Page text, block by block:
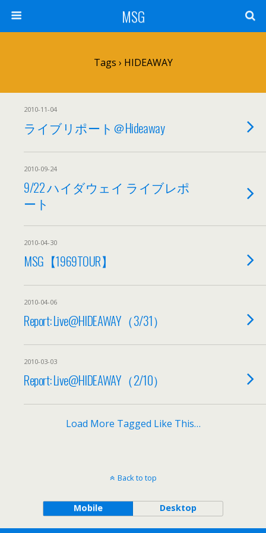
MSG
Tags › HIDEAWAY
2010-11-04
ライブリポート＠Hideaway
2010-09-24
9/22 ハイダウェイ ライブレポ
ート
2010-04-30
MSG【1969TOUR】
2010-04-06
Report: Live@HIDEAWAY（3/31）
2010-03-03
Report: Live@HIDEAWAY（2/10）
Load More Tagged Like This…
Back to top
Mobile Desktop